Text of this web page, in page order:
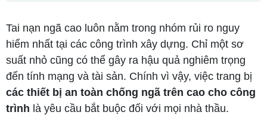
Tai nạn ngã cao luôn nằm trong nhóm rủi ro nguy
hiểm nhất tại các công trình xây dựng. Chỉ một sơ
suất nhỏ cũng có thể gây ra hậu quả nghiêm trọng
đến tính mạng và tài sản. Chính vì vậy, việc trang bị
các thiết bị an toàn chống ngã trên cao cho công
trình là yêu cầu bắt buộc đối với mọi nhà thầu.